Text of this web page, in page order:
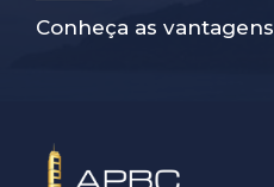
Conheça as